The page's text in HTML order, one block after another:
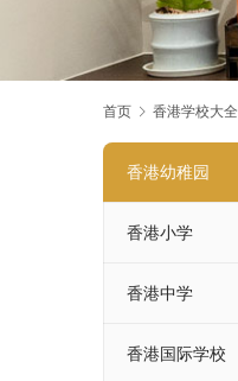
首页 香港学校大全
香港幼稚园
香港小学
香港中学
香港国际学校